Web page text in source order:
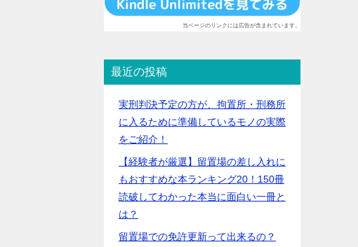
当ページのリンクには広告が含まれています。
最近の投稿
実刑判決予定の方が、拘置所・刑務所
に入るために準備しているモノの実際
をご紹介！
【経験者が厳選】留置場の差し入れに
もおすすめな本ランキング20！150冊
読破してわかった本当に面白い一冊と
は？
留置場での免許更新って出来るの？